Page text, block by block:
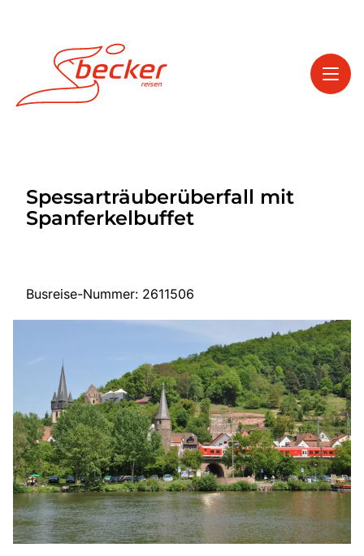
Service
Kontakt
Start
Tagesfahrten
Bus mieten
Katalog anfordern
Gutscheine
Service & Kontakt
Spessarträuberüberfall mit
Spanferkelbuffet
Busreise-Nummer: 2611506